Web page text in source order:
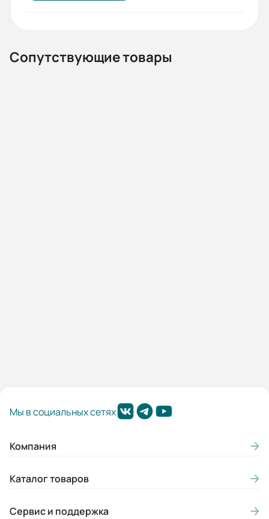
Сопутствующие товары
Мы в социальных сетях
Компания
Каталог товаров
Сервис и поддержка